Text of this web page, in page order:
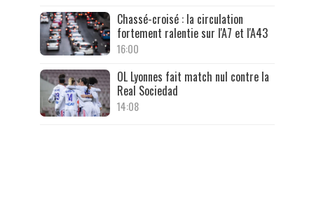
Chassé-croisé : la circulation
fortement ralentie sur l'A7 et l'A43
16:00
OL Lyonnes fait match nul contre la
Real Sociedad
14:08